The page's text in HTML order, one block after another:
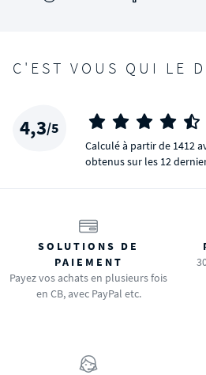
C'EST VOUS QUI LE
4,3/5
Calculé à partir de 1412
obtenus sur les 12
SOLUTIONS DE
PAIEMENT
Payez vos achats en plusieurs fois
en CB, avec PayPal etc.